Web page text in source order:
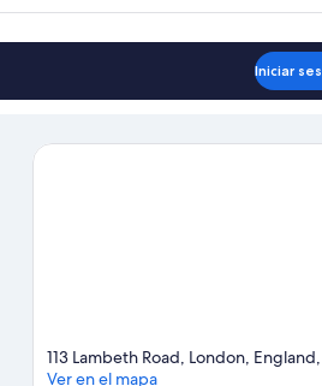
Iniciar
113 Lambeth Road, London, England,
Ver en el mapa